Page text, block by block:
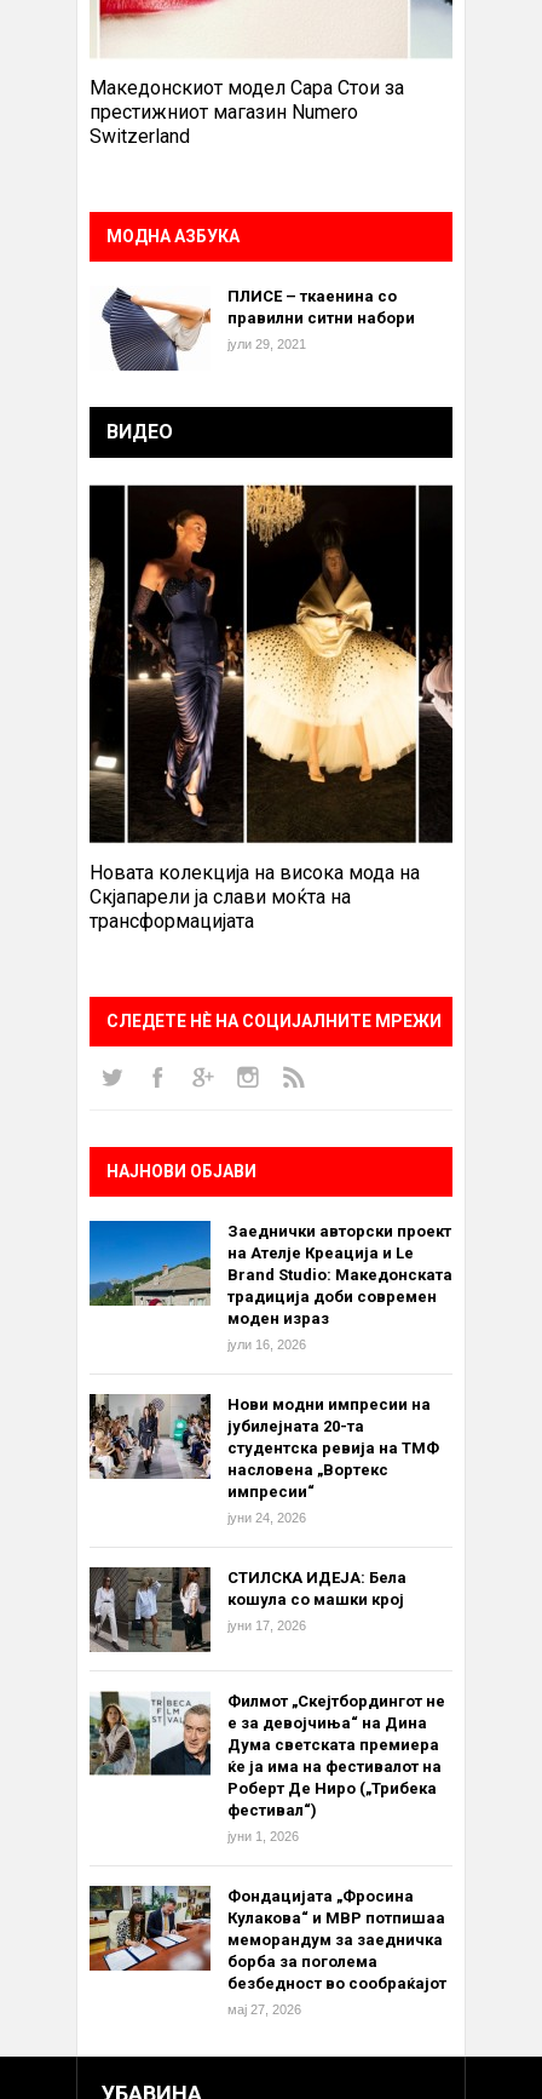
Македонскиот модел Сара Стои за
престижниот магазин Numero
Switzerland
МОДНА АЗБУКА
ПЛИСЕ – ткаенина со
правилни ситни набори
јули 29, 2021
ВИДЕО
Новата колекција на висока мода на
Скјапарели ја слави моќта на
трансформацијата
СЛЕДЕТЕ НÈ НА СОЦИЈАЛНИТЕ МРЕЖИ
НАЈНОВИ ОБЈАВИ
Заеднички авторски проект
на Ателје Креација и Le
Brand Studio: Македонската
традиција доби современ
моден израз
јули 16, 2026
Нови модни импресии на
јубилејната 20-та
студентска ревија на ТМФ
насловена „Вортекс
импресии“
јуни 24, 2026
СТИЛСКА ИДЕЈА: Бела
кошула со машки крој
јуни 17, 2026
Филмот „Скејтбордингот не
е за девојчиња“ на Дина
Дума светската премиера
ќе ја има на фестивалот на
Роберт Де Ниро („Трибека
фестивал“)
јуни 1, 2026
Фондацијата „Фросина
Кулакова“ и МВР потпишаа
меморандум за заедничка
борба за поголема
безбедност во сообраќајот
мај 27, 2026
УБАВИНА